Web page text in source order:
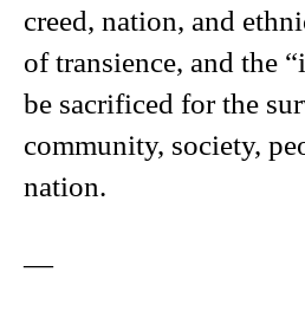
creed, nation, and
of transience, and the
be sacrificed for the
community, society,
nation.
—